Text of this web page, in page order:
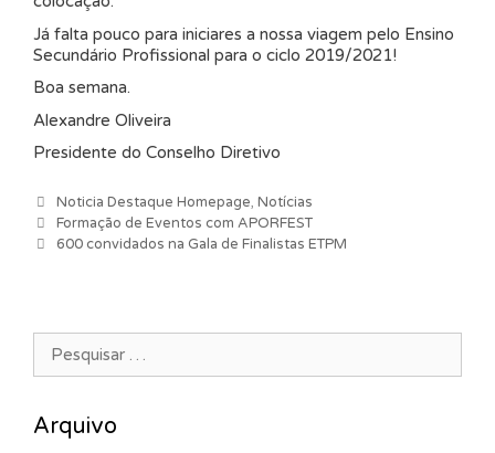
Já falta pouco para iniciares a nossa viagem pelo Ensino
Secundário Profissional para o ciclo 2019/2021!
Boa semana.
Alexandre Oliveira
Presidente do Conselho Diretivo
Categorias
Noticia Destaque Homepage, Notícias
Navegação de artigos
Formação de Eventos com APORFEST
600 convidados na Gala de Finalistas ETPM
Pesquisar por:
Arquivo